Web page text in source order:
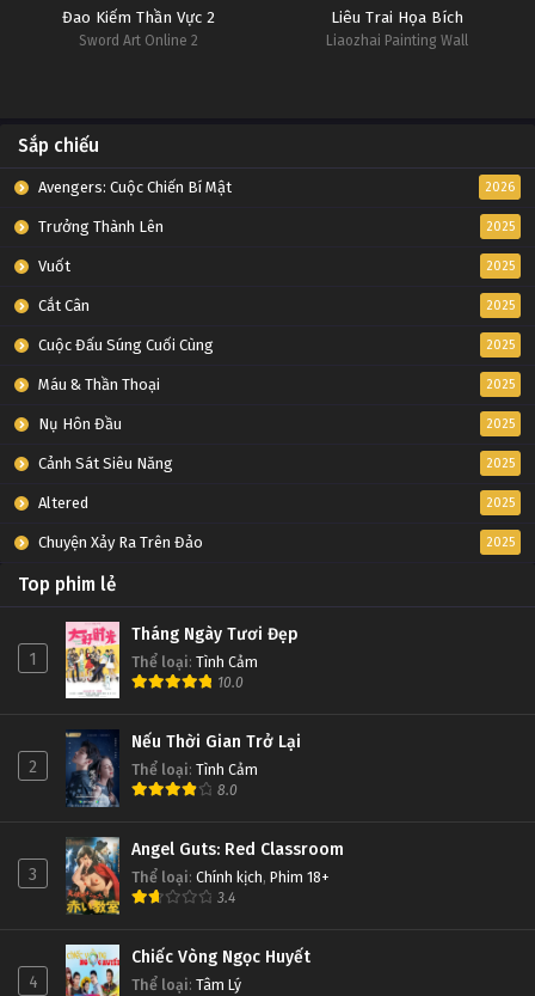
Đao Kiếm Thần Vực 2
Sword Art Online 2
Liêu Trai Họa Bích
Liaozhai Painting Wall
Sắp chiếu
Avengers: Cuộc Chiến Bí Mật 2026
Trưởng Thành Lên 2025
Vuốt 2025
Cắt Cân 2025
Cuộc Đấu Súng Cuối Cùng 2025
Máu & Thần Thoại 2025
Nụ Hôn Đầu 2025
Cảnh Sát Siêu Năng 2025
Altered 2025
Chuyện Xảy Ra Trên Đảo 2025
Top phim lẻ
1
Tháng Ngày Tươi Đẹp
Thể loại: Tình Cảm
10.0
2
Nếu Thời Gian Trở Lại
Thể loại: Tình Cảm
8.0
3
Angel Guts: Red Classroom
Thể loại: Chính kịch, Phim 18+
3.4
4
Chiếc Vòng Ngọc Huyết
Thể loại: Tâm Lý